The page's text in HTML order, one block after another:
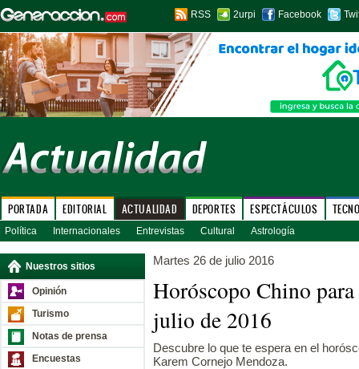
RSS 2urpi Facebook
PORTADA EDITORIAL ACTUALIDAD DEPORTES ESPECTÁCULOS
Política Internacionales Entrevistas Cultural Astrología
Nuestros sitios
Opinión
Turismo
Notas de prensa
Encuestas
Martes 26 de julio 2016
Horóscopo Chino
julio de 2016
Descubre lo que te espera en el
Karem Cornejo Mendoza.